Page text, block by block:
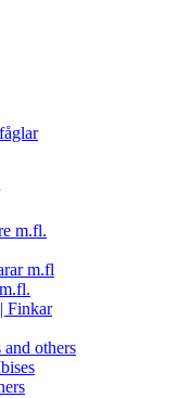
m.fl.
m.fl
Finkar
and others